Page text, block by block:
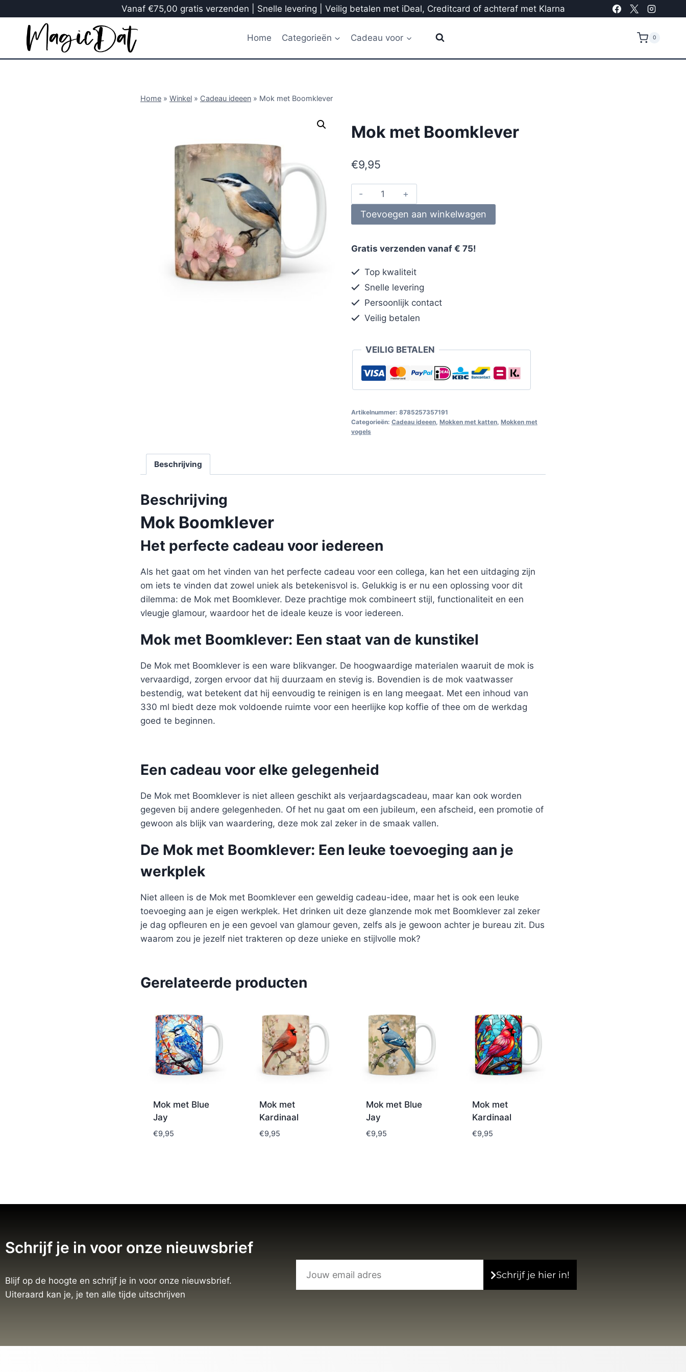
Vanaf €75,00 gratis verzenden | Snelle levering | Veilig betalen met iDeal, Creditcard of achteraf met Klarna
Home Categorieën Cadeau voor 0
Home » Winkel » Cadeau ideeen » Mok met Boomklever
Mok met Boomklever
€9,95
Toevoegen aan winkelwagen
Gratis verzenden vanaf € 75!
Top kwaliteit
Snelle levering
Persoonlijk contact
Veilig betalen
VEILIG BETALEN
Artikelnummer: 8785257357191
Categorieën: Cadeau ideeen, Mokken met katten, Mokken met
vogels
Beschrijving
Beschrijving
Mok Boomklever
Het perfecte cadeau voor iedereen
Als het gaat om het vinden van het perfecte cadeau voor een collega, kan het een uitdaging zijn
om iets te vinden dat zowel uniek als betekenisvol is. Gelukkig is er nu een oplossing voor dit
dilemma: de Mok met Boomklever. Deze prachtige mok combineert stijl, functionaliteit en een
vleugje glamour, waardoor het de ideale keuze is voor iedereen.
Mok met Boomklever: Een staat van de kunstikel
De Mok met Boomklever is een ware blikvanger. De hoogwaardige materialen waaruit de mok is
vervaardigd, zorgen ervoor dat hij duurzaam en stevig is. Bovendien is de mok vaatwasser
bestendig, wat betekent dat hij eenvoudig te reinigen is en lang meegaat. Met een inhoud van
330 ml biedt deze mok voldoende ruimte voor een heerlijke kop koffie of thee om de werkdag
goed te beginnen.
Een cadeau voor elke gelegenheid
De Mok met Boomklever is niet alleen geschikt als verjaardagscadeau, maar kan ook worden
gegeven bij andere gelegenheden. Of het nu gaat om een jubileum, een afscheid, een promotie of
gewoon als blijk van waardering, deze mok zal zeker in de smaak vallen.
De Mok met Boomklever: Een leuke toevoeging aan je
werkplek
Niet alleen is de Mok met Boomklever een geweldig cadeau-idee, maar het is ook een leuke
toevoeging aan je eigen werkplek. Het drinken uit deze glanzende mok met Boomklever zal zeker
je dag opfleuren en je een gevoel van glamour geven, zelfs als je gewoon achter je bureau zit. Dus
waarom zou je jezelf niet trakteren op deze unieke en stijlvolle mok?
Gerelateerde producten
Mok met Blue
Jay
€9,95
Mok met
Kardinaal
€9,95
Mok met Blue
Jay
€9,95
Mok met
Kardinaal
€9,95
Schrijf je in voor onze nieuwsbrief
Blijf op de hoogte en schrijf je in voor onze nieuwsbrief.
Uiteraard kan je, je ten alle tijde uitschrijven
Schrijf je hier in!